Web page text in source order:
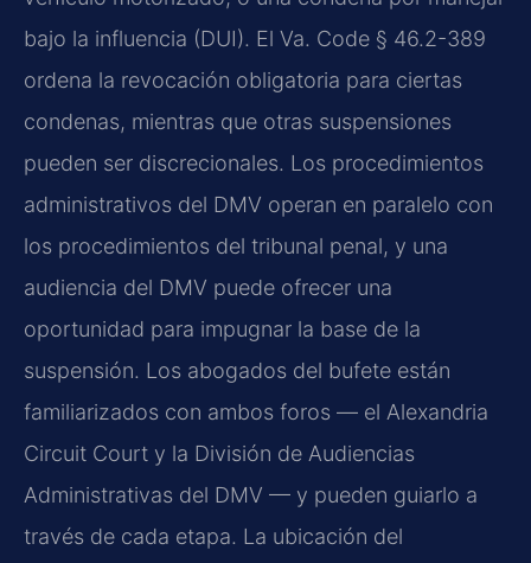
bajo la influencia (DUI). El Va. Code § 46.2-389
ordena la revocación obligatoria para ciertas
condenas, mientras que otras suspensiones
pueden ser discrecionales. Los procedimientos
administrativos del DMV operan en paralelo con
los procedimientos del tribunal penal, y una
audiencia del DMV puede ofrecer una
oportunidad para impugnar la base de la
suspensión. Los abogados del bufete están
familiarizados con ambos foros — el Alexandria
Circuit Court y la División de Audiencias
Administrativas del DMV — y pueden guiarlo a
través de cada etapa. La ubicación del